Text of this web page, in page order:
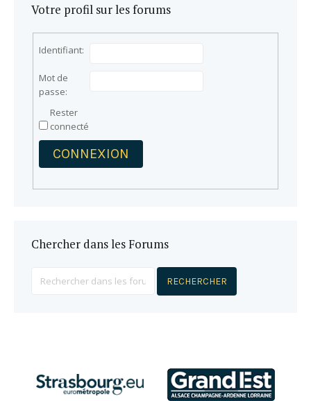
Votre profil sur les forums
Identifiant:
Mot de
passe:
Rester
connecté
CONNEXION
Chercher dans les Forums